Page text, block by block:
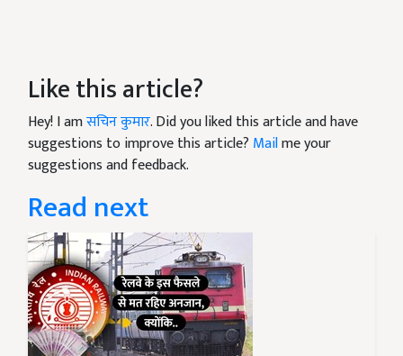
Like this article?
Hey! I amसचिन कुमार. Did you liked this article and have
suggestions to improve this article? Mailme your
suggestions and feedback.
Read next